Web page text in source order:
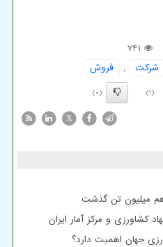
741
شركت ,
فروش
(1)
(0)
X
کشاورزی و مرکز آمار ایران
جهان اهمیت دارد؟